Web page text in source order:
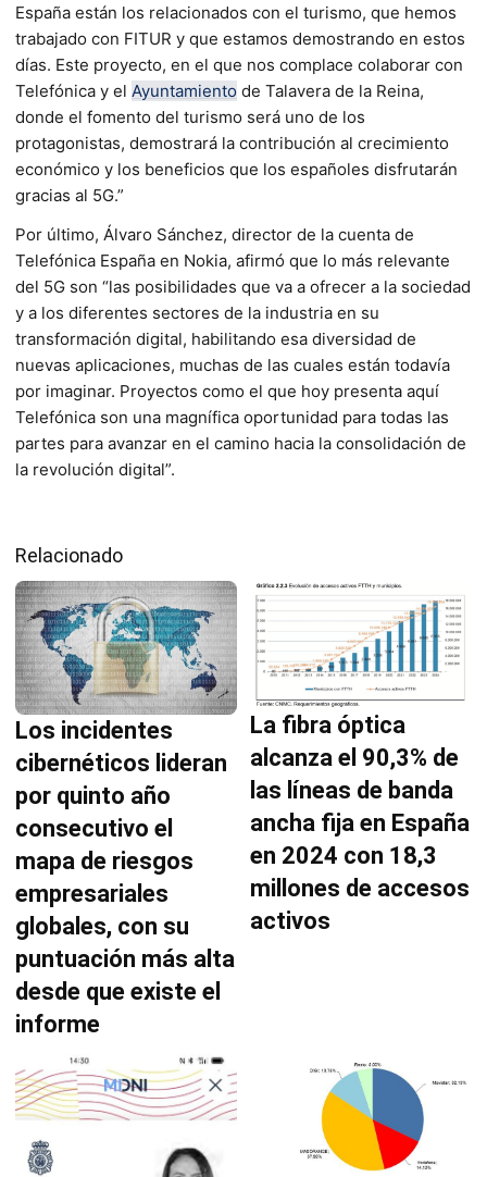
España están los relacionados con el turismo, que hemos
trabajado con FITUR y que estamos demostrando en estos
días. Este proyecto, en el que nos complace colaborar con
Telefónica y el Ayuntamiento de Talavera de la Reina,
donde el fomento del turismo será uno de los
protagonistas, demostrará la contribución al crecimiento
económico y los beneficios que los españoles disfrutarán
gracias al 5G.”
Por último, Álvaro Sánchez, director de la cuenta de
Telefónica España en Nokia, afirmó que lo más relevante
del 5G son “las posibilidades que va a ofrecer a la sociedad
y a los diferentes sectores de la industria en su
transformación digital, habilitando esa diversidad de
nuevas aplicaciones, muchas de las cuales están todavía
por imaginar. Proyectos como el que hoy presenta aquí
Telefónica son una magnífica oportunidad para todas las
partes para avanzar en el camino hacia la consolidación de
la revolución digital”.
Relacionado
Los incidentes
cibernéticos lideran
por quinto año
consecutivo el
mapa de riesgos
empresariales
globales, con su
puntuación más alta
desde que existe el
informe
La fibra óptica
alcanza el 90,3% de
las líneas de banda
ancha fija en España
en 2024 con 18,3
millones de accesos
activos